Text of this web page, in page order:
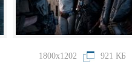
1800x1202 921 КБ